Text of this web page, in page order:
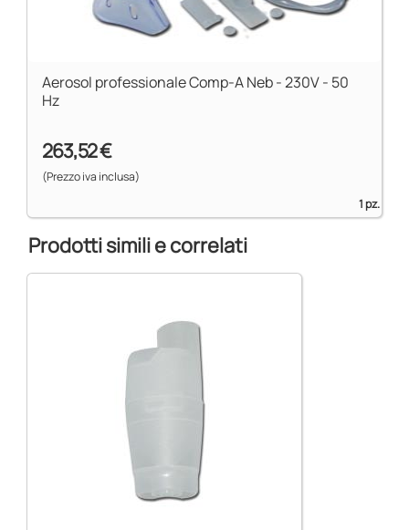
Aerosol professionale Comp-A Neb - 230V - 50
Hz
263,52 €
(Prezzo iva inclusa)
1 pz.
Prodotti simili e correlati